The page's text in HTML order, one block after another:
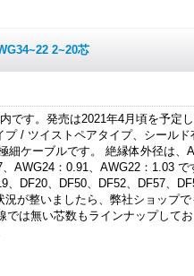
2~20芯
です。発売は2021年4月頃を予定
/ ツイストペアタイプ、シール
ケーブルです。 絶縁体外径は、
AWG24：0.91、AWG22：1.03
DF20、DF50、DF52、DF57、
が整いましたら、弊社ショップで
は無い芯数もラインナップして